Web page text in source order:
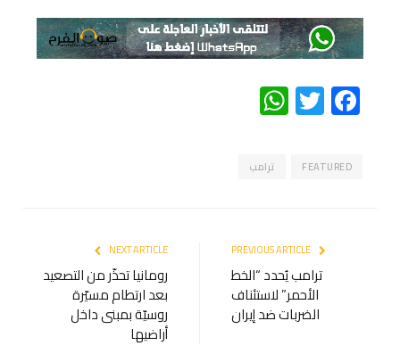
Facebook
Twitter
WhatsApp
FEATURED ترامب
ترامب يُحدد “الخط
الأحمر” لاستئناف
الضربات ضد إيران
NEXT ARTICLE
رومانيا تحذّر من التصعيد
بعد ارتطام مسيّرة
روسيّة بمبنى داخل
أراضيها